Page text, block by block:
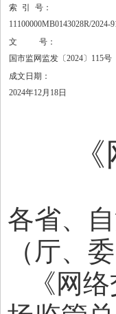
索 引
号：
11100000MB0143028R/2024-
文
号：
国市监网监发〔2024〕115号
成文日期：
2024年12月18日
各省、
（厅、
《网